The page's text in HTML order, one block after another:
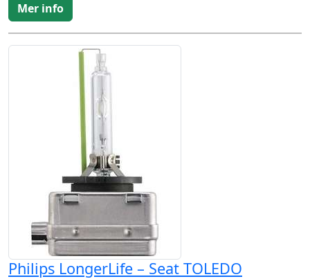
Mer info
Philips LongerLife – Seat TOLEDO